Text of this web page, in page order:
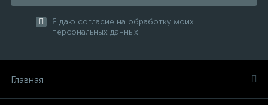
Я даю согласие на обработку моих
персональных данных
Главная